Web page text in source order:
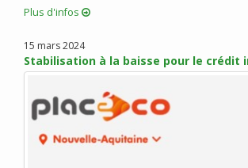
décembre 2012 (5)
octobre 2012 (10)
septembre 2012 (6)
juillet 2012 (8)
juin 2012 (3)
Plus d'infos
15 mars 2024
Stabilisation à la baisse pour le crédit